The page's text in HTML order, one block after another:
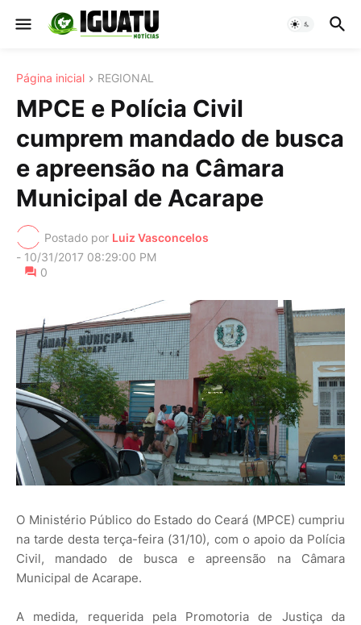
Página inicial REGIONAL
MPCE e Polícia Civil
cumprem mandado de busca
e apreensão na Câmara
Municipal de Acarape
Postado por Luiz Vasconcelos
- 10/31/2017 08:29:00 PM
0
O Ministério Público do Estado do Ceará (MPCE) cumpriu
na tarde desta terça-feira (31/10), com o apoio da Polícia
Civil, mandado de busca e apreensão na Câmara
Municipal de Acarape.
A medida, requerida pela Promotoria de Justiça da